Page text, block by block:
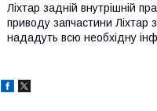
Ліхтар задній внутрішній
приводу запчастини Ліхтар
нададуть всю необхідну